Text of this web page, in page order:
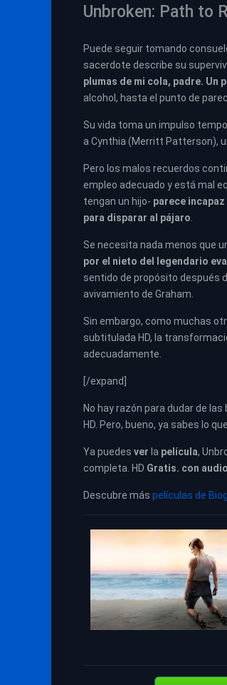
Unbroken: Path to
Puede seguir tomando
sacerdote describe su
plumas de mi cola, padre. Un
alcohol, hasta el punto de
Su vida toma un impulso
a Cynthia (Merritt Patterson),
Pero los malos recuerdos
empleo adecuado y está mal
tengan un hijo- parece
para disparar al pájaro
Se necesita nada menos que
por el nieto del legendario
sentido de propósito después
avivamiento de Graham.
Sin embargo, como muchas
subtitulada HD, la
adecuadamente.
[/expand]
No hay razón para dudar de
HD. Pero, bueno, ya sabes lo
Ya puedes ver la película,
completa. HD Gratis. con
Descubre más películas de